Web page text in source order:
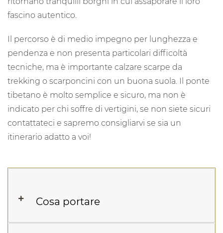
fascino autentico.
Il percorso è di medio impegno per lunghezza e
pendenza e non presenta particolari difficoltà
tecniche, ma è importante calzare scarpe da
trekking o scarponcini con un buona suola. Il ponte
tibetano è molto semplice e sicuro, ma non è
indicato per chi soffre di vertigini, se non siete sicuri
contattateci e sapremo consigliarvi se sia un
itinerario adatto a voi!
Cosa portare